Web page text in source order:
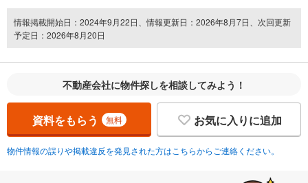
情報掲載開始日：2024年9月22日、情報更新日：2026年8月7日、次回更新
予定日：2026年8月20日
不動産会社に物件探しを相談してみよう！
資料をもらう 無料 お気に入りに追加
物件情報の誤りや掲載違反を発見された方はこちらからご連絡ください。